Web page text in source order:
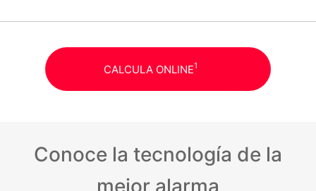
CALCULA ONLINE1
Conoce la tecnología de la